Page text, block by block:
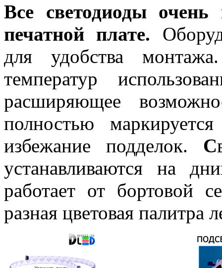
Все светодиоды
печатной плате.
для удобства
температур
расширяющее
полностью
избежание подделок. С
устанавливаются на
работает от бортовой
разная цветовая палитра